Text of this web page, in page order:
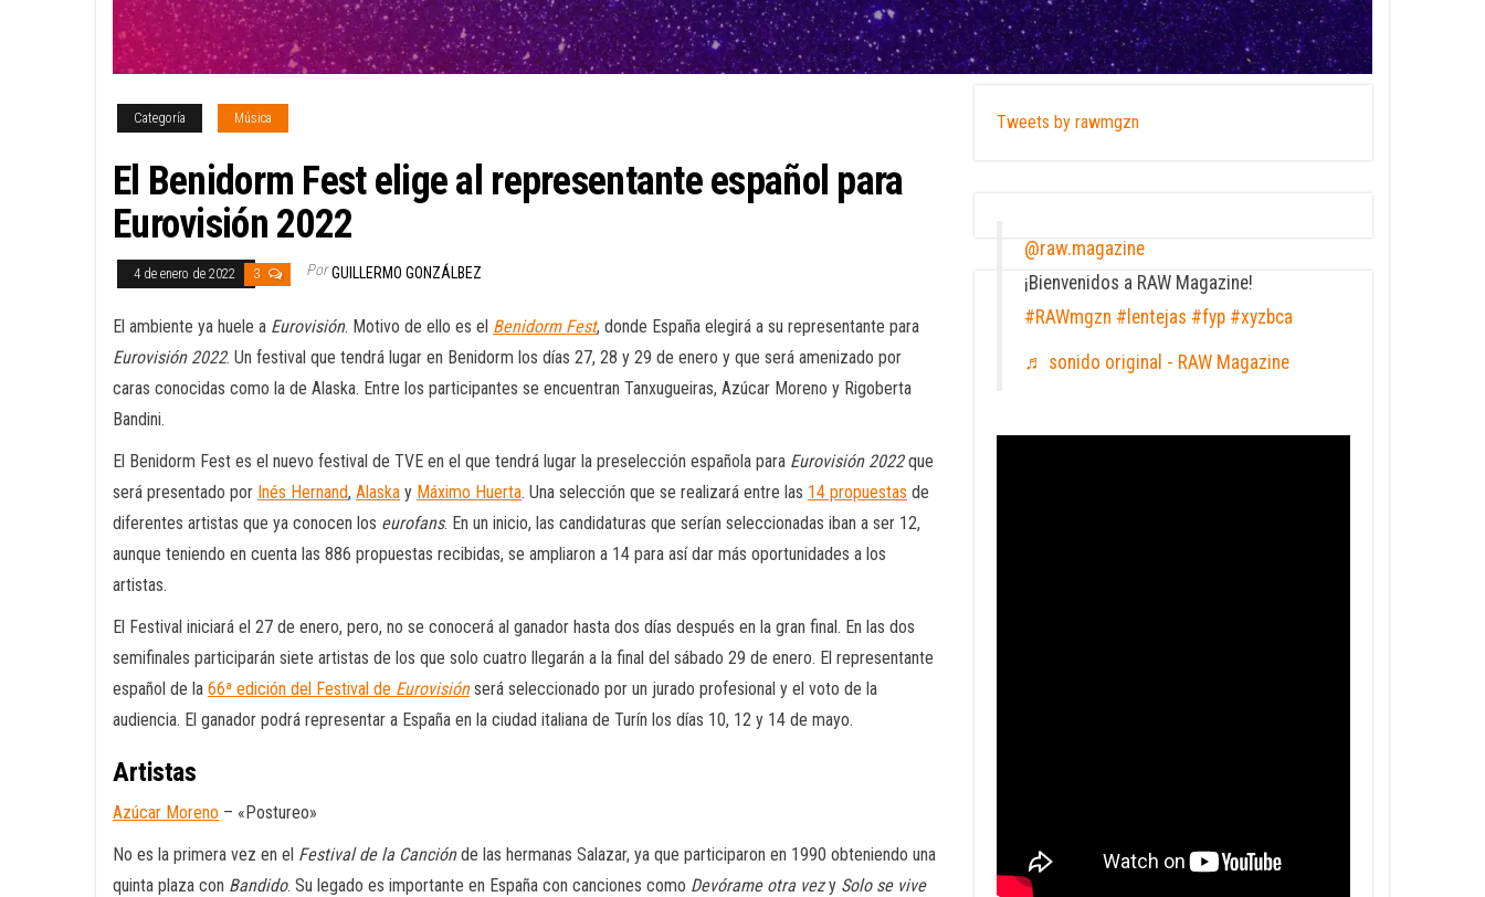
Categoría Música
El Benidorm Fest elige al representante español para
Eurovisión 2022
4 de enero de 2022 3 Por GUILLERMO GONZÁLBEZ
El ambiente ya huele a Eurovisión. Motivo de ello es el Benidorm Fest, donde España elegirá a su representante para
Eurovisión 2022. Un festival que tendrá lugar en Benidorm los días 27, 28 y 29 de enero y que será amenizado por
caras conocidas como la de Alaska. Entre los participantes se encuentran Tanxugueiras, Azúcar Moreno y Rigoberta
Bandini.
El Benidorm Fest es el nuevo festival de TVE en el que tendrá lugar la preselección española para Eurovisión 2022que
será presentado por Inés Hernand, Alaska y Máximo Huerta. Una selección que se realizará entre las 14 propuestas de
diferentes artistas que ya conocen los eurofans. En un inicio, las candidaturas que serían seleccionadas iban a ser 12,
aunque teniendo en cuenta las 886 propuestas recibidas, se ampliaron a 14 para así dar más oportunidades a los
artistas.
El Festival iniciará el 27 de enero, pero, no se conocerá al ganador hasta dos días después en la gran final. En las dos
semifinales participarán siete artistas de los que solo cuatro llegarán a la final del sábado 29 de enero. El representante
español de la 66ª edición del Festival de Eurovisiónserá seleccionado por un jurado profesional y el voto de la
audiencia. El ganador podrá representar a España en la ciudad italiana de Turín los días 10, 12 y 14 de mayo.
Artistas
Azúcar Moreno – «Postureo»
No es la primera vez en el Festival de la Canciónde las hermanas Salazar, ya que participaron en 1990 obteniendo una
quinta plaza con Bandido. Su legado es importante en España con canciones como Devórame otra vezy Solo se vive
Tweets by rawmgzn
@raw.magazine
¡Bienvenidos a RAW Magazine!
#RAWmgzn #lentejas #fyp #xyzbca
♬ sonido original - RAW Magazine